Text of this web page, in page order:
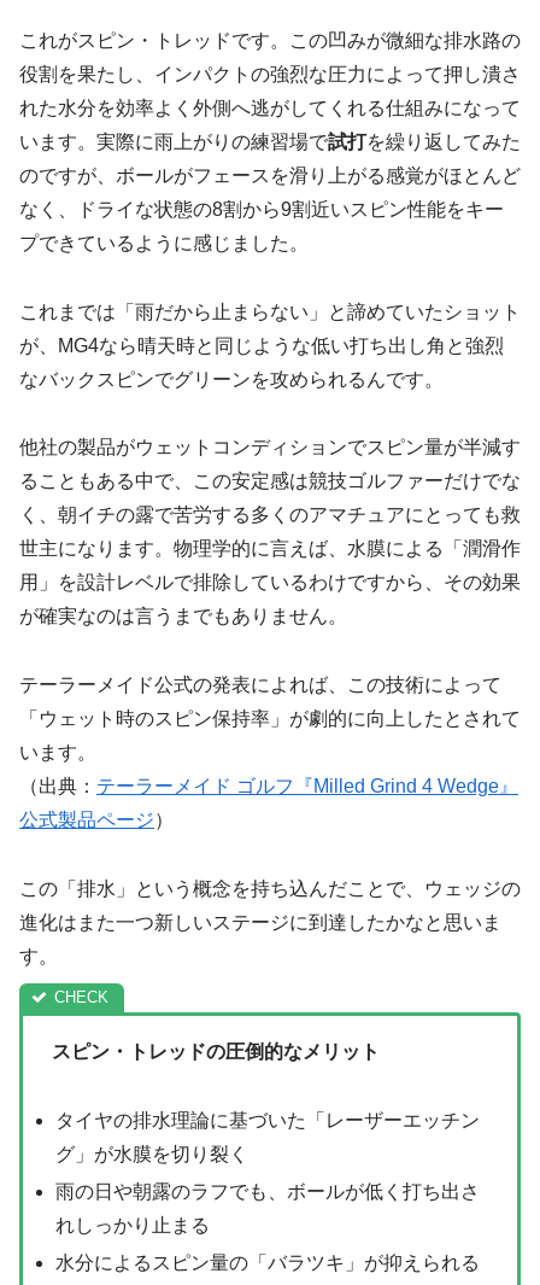
これがスピン・トレッドです。この凹みが微細な排水路の
役割を果たし、インパクトの強烈な圧力によって押し潰さ
れた水分を効率よく外側へ逃がしてくれる仕組みになって
います。実際に雨上がりの練習場で試打を繰り返してみた
のですが、ボールがフェースを滑り上がる感覚がほとんど
なく、
ドライな状態の8割から9割近いスピン性能をキー
プできているように感じました。
これまでは「雨だから止まらない」と諦めていたショット
が、MG4なら晴天時と同じような低い打ち出し角と強烈
なバックスピンでグリーンを攻められるんです。
他社の製品がウェットコンディションでスピン量が半減す
ることもある中で、この安定感は競技ゴルファーだけでな
く、朝イチの露で苦労する多くのアマチュアにとっても救
世主になります。物理学的に言えば、水膜による「潤滑作
用」を設計レベルで排除しているわけですから、その効果
が確実なのは言うまでもありません。
テーラーメイド公式の発表によれば、この技術によって
「ウェット時のスピン保持率」が劇的に向上したとされて
います。
（出典： テーラーメイド ゴルフ『Milled Grind 4 Wedge』
公式製品ページ）
この「排水」という概念を持ち込んだことで、ウェッジの
進化はまた一つ新しいステージに到達したかなと思いま
す。
スピン・トレッドの圧倒的なメリット
タイヤの排水理論に基づいた「レーザーエッチン
グ」が水膜を切り裂く
雨の日や朝露のラフでも、ボールが低く打ち出さ
れしっかり止まる
水分によるスピン量の「バラツキ」が抑えられる